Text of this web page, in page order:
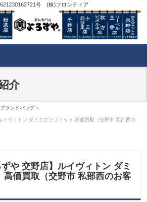
号 (株)フロンティア
介
ブランドバッグ »
イヴィトン ダミエグラフィット 高価買取（交野市 私部西の
ずや 交野店】ルイヴィトン ダミ
高価買取（交野市 私部西のお客